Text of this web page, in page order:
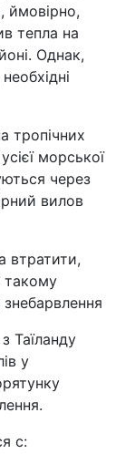
ймовірно,
тепла на
Однак,
тропічних
морської
через
вилов
втратити,
такому
Таїланду
у
с: